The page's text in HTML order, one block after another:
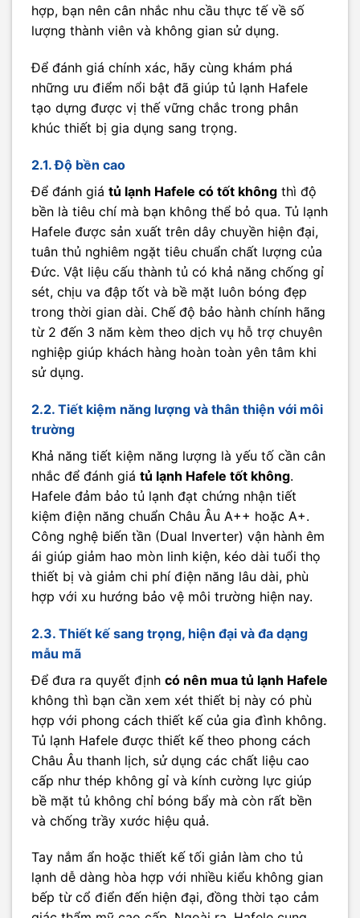
hợp, bạn nên cân nhắc nhu cầu thực tế về số
lượng thành viên và không gian sử dụng.
Để đánh giá chính xác, hãy cùng khám phá
những ưu điểm nổi bật đã giúp tủ lạnh Hafele
tạo dựng được vị thế vững chắc trong phân
khúc thiết bị gia dụng sang trọng.
2.1. Độ bền cao
Để đánh giá tủ lạnh Hafele có tốt không thì độ
bền là tiêu chí mà bạn không thể bỏ qua. Tủ lạnh
Hafele được sản xuất trên dây chuyền hiện đại,
tuân thủ nghiêm ngặt tiêu chuẩn chất lượng của
Đức. Vật liệu cấu thành tủ có khả năng chống gỉ
sét, chịu va đập tốt và bề mặt luôn bóng đẹp
trong thời gian dài. Chế độ bảo hành chính hãng
từ 2 đến 3 năm kèm theo dịch vụ hỗ trợ chuyên
nghiệp giúp khách hàng hoàn toàn yên tâm khi
sử dụng.
2.2. Tiết kiệm năng lượng và thân thiện với môi
trường
Khả năng tiết kiệm năng lượng là yếu tố cần cân
nhắc để đánh giá tủ lạnh Hafele tốt không.
Hafele đảm bảo tủ lạnh đạt chứng nhận tiết
kiệm điện năng chuẩn Châu Âu A++ hoặc A+.
Công nghệ biến tần (Dual Inverter) vận hành êm
ái giúp giảm hao mòn linh kiện, kéo dài tuổi thọ
thiết bị và giảm chi phí điện năng lâu dài, phù
hợp với xu hướng bảo vệ môi trường hiện nay.
2.3. Thiết kế sang trọng, hiện đại và đa dạng
mẫu mã
Để đưa ra quyết định có nên mua tủ lạnh Hafele
không thì bạn cần xem xét thiết bị này có phù
hợp với phong cách thiết kế của gia đình không.
Tủ lạnh Hafele được thiết kế theo phong cách
Châu Âu thanh lịch, sử dụng các chất liệu cao
cấp như thép không gỉ và kính cường lực giúp
bề mặt tủ không chỉ bóng bẩy mà còn rất bền
và chống trầy xước hiệu quả.
Tay nắm ẩn hoặc thiết kế tối giản làm cho tủ
lạnh dễ dàng hòa hợp với nhiều kiểu không gian
bếp từ cổ điển đến hiện đại, đồng thời tạo cảm